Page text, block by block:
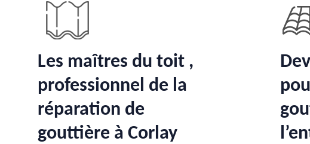
Les maîtres du toit ,
professionnel de la
réparation de
gouttière à Corlay